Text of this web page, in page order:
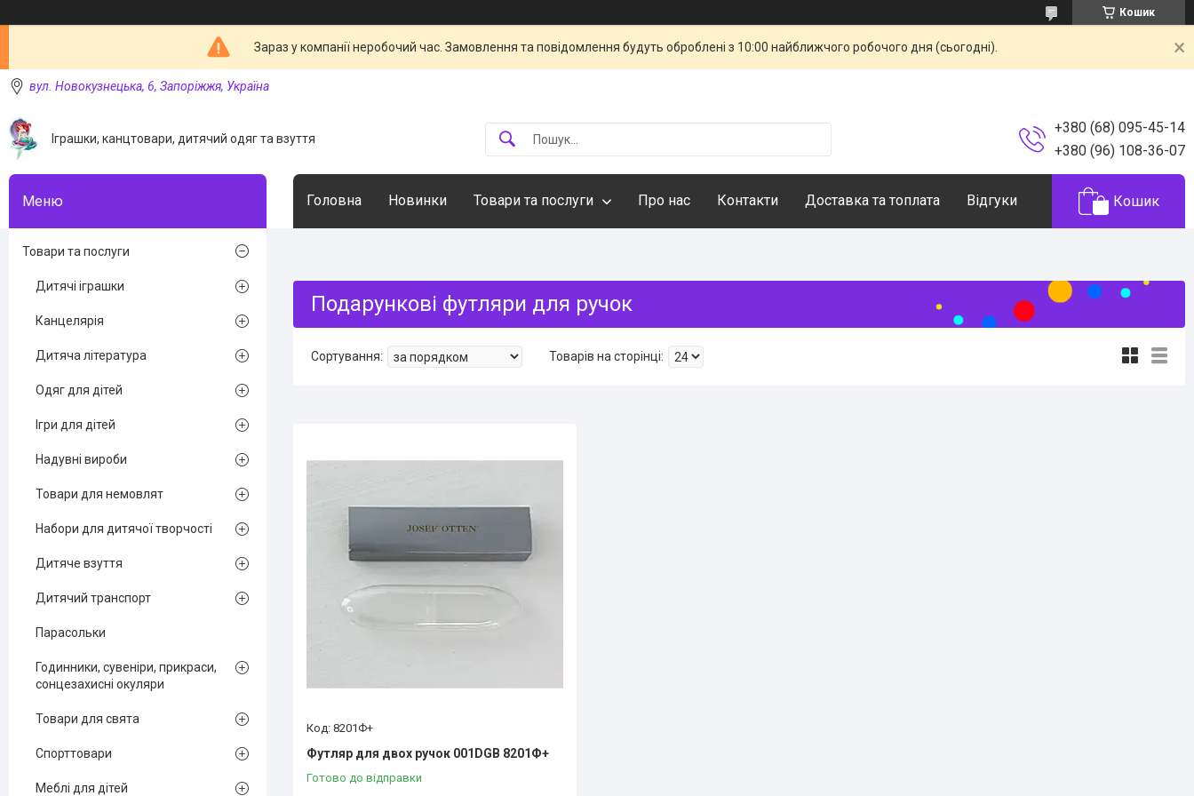
Кошик
Зараз у компанії неробочий час. Замовлення та повідомлення будуть оброблені з 10:00 найближчого робочого дня (сьогодні).
вул. Новокузнецька, 6, Запоріжжя, Україна
Іграшки, канцтовари, дитячий одяг та взуття
+380 (68) 095-45-14
+380 (96) 108-36-07
Головна Новинки Товари та послуги Про нас Контакти Доставка та топлата Відгуки Кошик
Подарункові футляри для ручок
8201Ф+
Футляр для двох ручок 001DGB 8201Ф+
Готово до відправки
Товари та послуги
Дитячі іграшки
Канцелярія
Дитяча література
Одяг для дітей
Ігри для дітей
Надувні вироби
Товари для немовлят
Набори для дитячої творчості
Дитяче взуття
Дитячий транспорт
Парасольки
Годинники, сувеніри, прикраси,
сонцезахисні окуляри
Товари для свята
Спорттовари
Меблі для дітей